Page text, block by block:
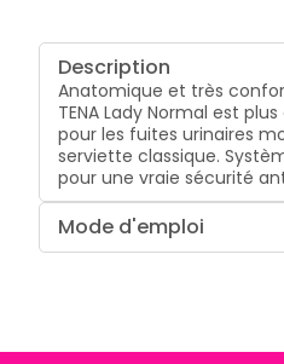
Description
Anatomique et très
TENA Lady Normal est
pour les fuites urinaires
serviette classique.
pour une vraie sécurité
Mode d'emploi